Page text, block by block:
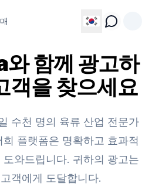
함께 광고하
객을 찾으세요
수천 명의 육류 산업 전문가
플랫폼은 명확하고 효과적
와드립니다. 귀하의 광고는
객에게 도달합니다.